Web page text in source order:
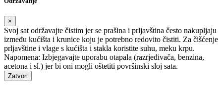
×
Svoj sat održavajte čistim jer se prašina i prljavština često nakupljaju
između kućišta i krunice koju je potrebno redovito čistiti. Za čišćenje
prljavštine i vlage s kućišta i stakla koristite suhu, meku krpu.
Napomena: Izbjegavajte uporabu otapala (razrjeđivača, benzina,
acetona i sl.) jer bi oni mogli oštetiti površinski sloj sata.
Zatvori